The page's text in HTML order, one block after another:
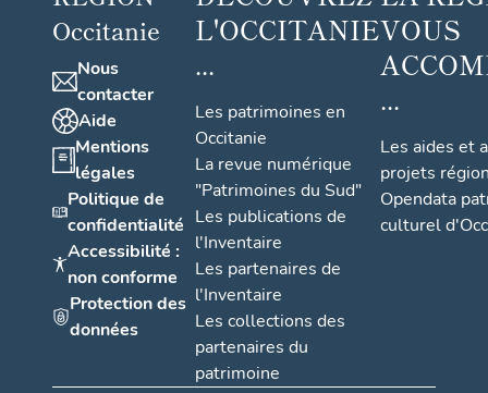
Occitanie
Nous
contacter
Aide
Mentions
légales
Politique de
confidentialité
Accessibilité :
non conforme
Protection des
données
L'OCCITANIE
...
Les patrimoines en
Occitanie
La revue numérique
"Patrimoines du Sud"
Les publications de
l'Inventaire
Les partenaires de
l'Inventaire
Les collections des
partenaires du
patrimoine
VOUS
...
Les aides et
projets
Opendata
culturel